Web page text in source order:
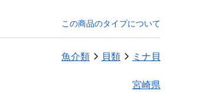
この商品のタイプについて
魚介類 貝類 ミナ貝
宮崎県